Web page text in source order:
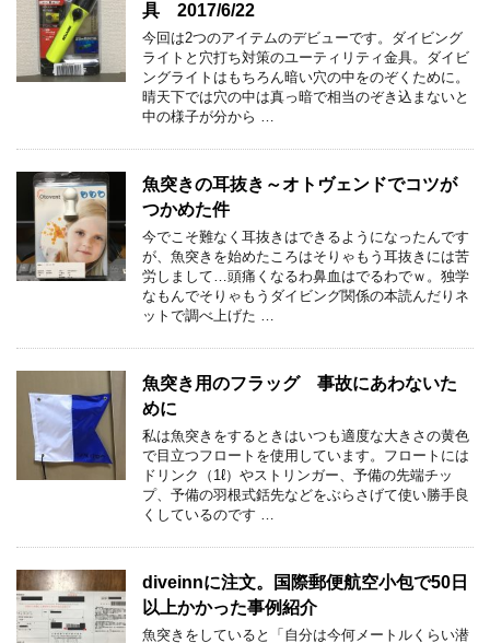
具 2017/6/22
今回は2つのアイテムのデビューです。ダイビング
ライトと穴打ち対策のユーティリティ金具。ダイビ
ングライトはもちろん暗い穴の中をのぞくために。
晴天下では穴の中は真っ暗で相当のぞき込まないと
中の様子が分から …
魚突きの耳抜き～オトヴェンドでコツが
つかめた件
今でこそ難なく耳抜きはできるようになったんです
が、魚突きを始めたころはそりゃもう耳抜きには苦
労しまして…頭痛くなるわ鼻血はでるわでｗ。独学
なもんでそりゃもうダイビング関係の本読んだりネ
ットで調べ上げた …
魚突き用のフラッグ 事故にあわないた
めに
私は魚突きをするときはいつも適度な大きさの黄色
で目立つフロートを使用しています。フロートには
ドリンク（1ℓ）やストリンガー、予備の先端チッ
プ、予備の羽根式銛先などをぶらさげて使い勝手良
くしているのです …
diveinnに注文。国際郵便航空小包で50日
以上かかった事例紹介
魚突きをしていると「自分は今何メートルくらい潜